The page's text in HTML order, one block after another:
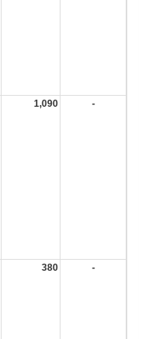
1,090 -
380 -